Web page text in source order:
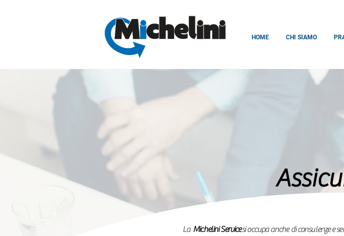
HOME CHI SIAMO
La Michelini Servicesi occupa anche di consulenze e